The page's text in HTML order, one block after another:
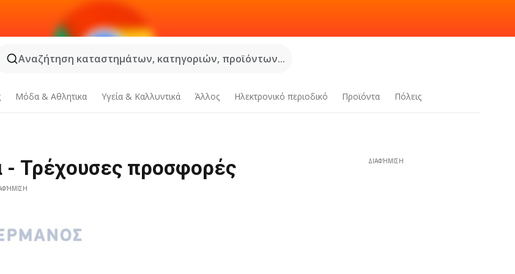
Αναζήτηση καταστημάτων, κατηγοριών, προϊόντων...
Μόδα & Aθλητικα Υγεία & Καλλυντικά Άλλος Ηλεκτρονικό περιοδικό Προϊόντα Πόλεις
Τρέχουσες προσφορές ΔΙΑΦΉΜΙΣΗ